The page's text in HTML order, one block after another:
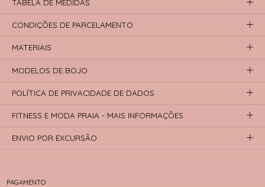
PAGAMENTO
TABELA DE MEDIDAS
CONDIÇÕES DE PARCELAMENTO
MATERIAIS
MODELOS DE BOJO
POLÍTICA DE PRIVACIDADE DE DADOS
FITNESS E MODA PRAIA - MAIS INFORMAÇÕES
ENVIO POR EXCURSÃO